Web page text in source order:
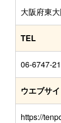
大阪府東
TEL
06-6747-
ウエブサイ
https://